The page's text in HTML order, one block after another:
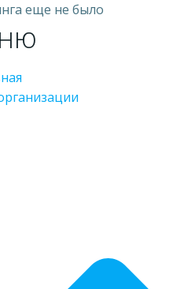
еще не было